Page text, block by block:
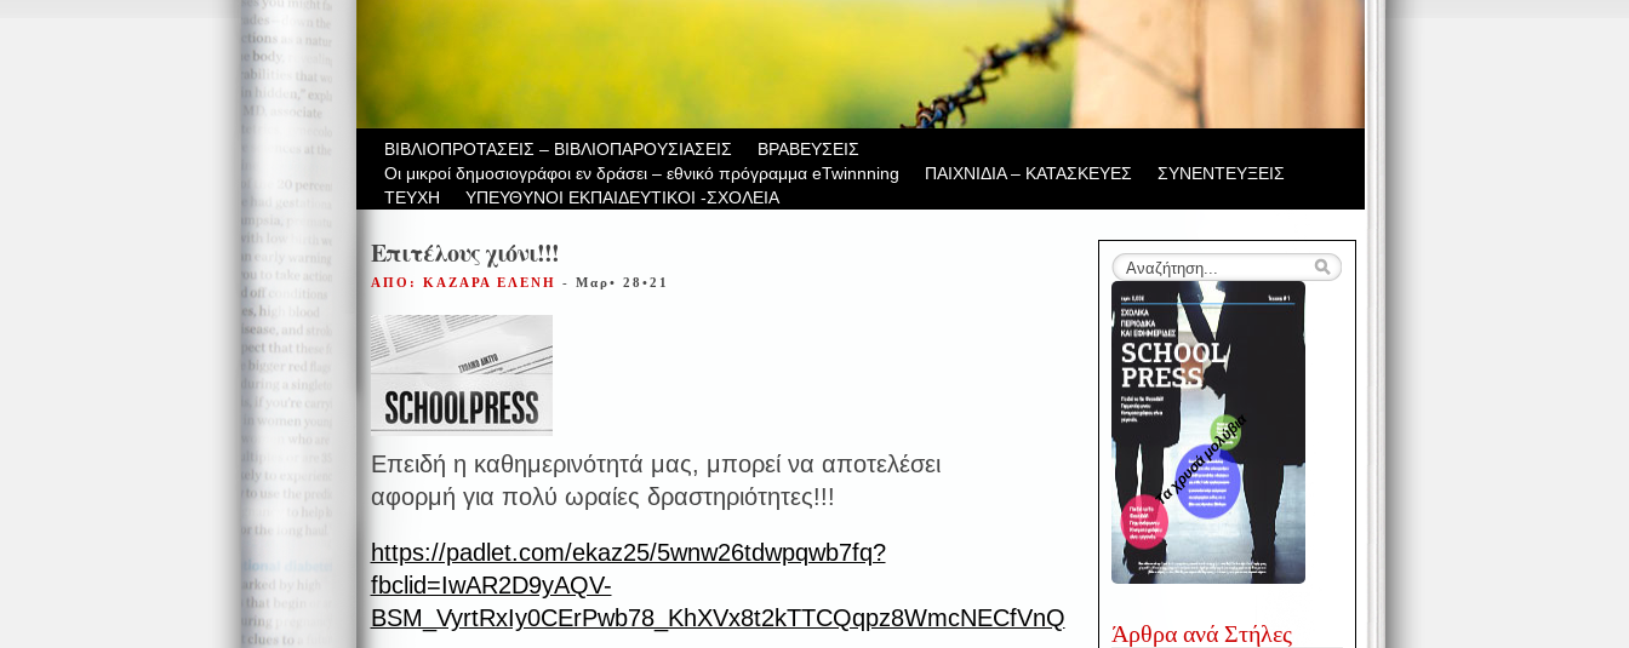
ΒIBΛΙΟΠΡΟΤΑΣΕΙΣ – ΒΙΒΛΙΟΠΑΡΟΥΣΙΑΣΕΙΣ
ΒΡΑΒΕΥΣΕΙΣ
Οι μικροί δημοσιογράφοι εν δράσει – εθνικό πρόγραμμα eTwinnning
ΠΑΙΧΝΙΔΙΑ – ΚΑΤΑΣΚΕΥΕΣ
ΣΥΝΕΝΤΕΥΞΕΙΣ
ΤΕΥΧΗ
ΥΠΕΥΘΥΝΟΙ ΕΚΠΑΙΔΕΥΤΙΚΟΙ -ΣΧΟΛΕΙΑ
Επιτέλους χιόνι!!!
ΑΠΟ: ΚΑΖΑΡΑ ΕΛΕΝΗ - Μαρ• 28•21
Επειδή η καθημερινότητά μας, μπορεί να αποτελέσει
αφορμή για πολύ ωραίες δραστηριότητες!!!
https://padlet.com/ekaz25/5wnw26tdwpqwb7fq?
fbclid=IwAR2D9yAQV-
BSM_VyrtRxIy0CErPwb78_KhXVx8t2kTTCQqpz8WmcNECfVnQ
Τα χρυσά μολύβια
Άρθρα ανά Στήλες